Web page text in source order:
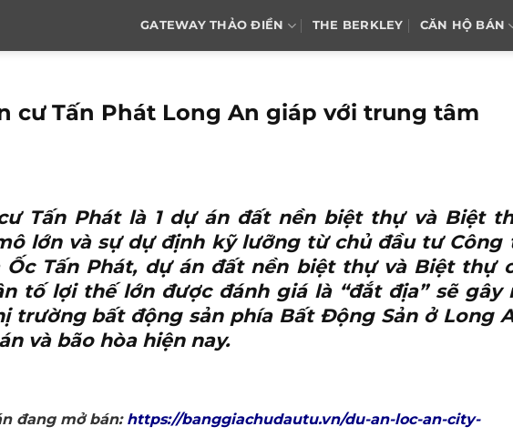
GATEWAY THẢO ĐIỀN THE BERKLEY CĂN HỘ BÁN
cư Tấn Phát Long An giáp với trung tâm
Tấn Phátlà 1 dự án đất nền biệt thự và Biệt
lớn và sự dự định kỹ lưỡng từ chủ đầu tư Công
Ốc Tấn Phát, dự án đất nền biệt thự và Biệt thự
tố lợi thế lớn được đánh giá là “đắt địa” sẽ gây
trường bất động sản phía Bất Động Sản ở Long
và bão hòa hiện nay.
đang mở bán: https://banggiachudautu.vn/du-an-loc-an-city-